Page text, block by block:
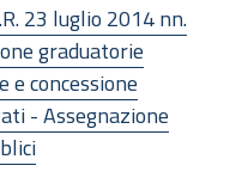
23 luglio 2014 nn.
graduatorie
e concessione
- Assegnazione